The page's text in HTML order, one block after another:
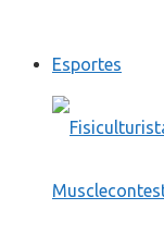
Esportes